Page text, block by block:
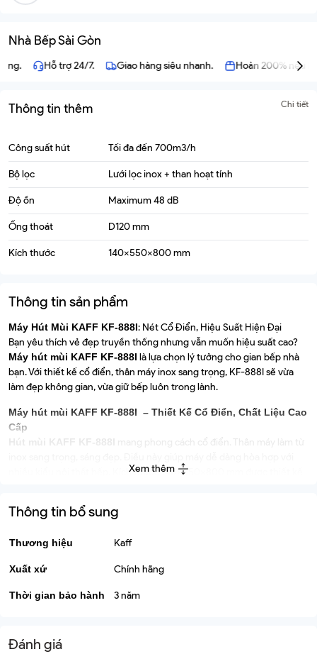
Nhà Bếp Sài Gòn
Hỗ trợ 24/7. Giao hàng siêu nhanh. Hoàn 200% nếu
Thông tin thêm Chi tiết
Công suất hút Tối đa đến 700m3/h
Bộ lọc Lưới lọc inox + than hoạt tính
Độ ồn Maximum 48 dB
Ống thoát D120 mm
Kích thước 140x550x800 mm
Thông tin sản phẩm
Máy Hút Mùi KAFF KF-888I: Nét Cổ Điển, Hiệu Suất Hiện Đại
Bạn yêu thích vẻ đẹp truyền thống nhưng vẫn muốn hiệu suất cao?
Máy hút mùi KAFF KF-888I là lựa chọn lý tưởng cho gian bếp nhà
bạn. Với thiết kế cổ điển, thân máy inox sang trọng, KF-888I sẽ vừa
làm đẹp không gian, vừa giữ bếp luôn trong lành.
Máy hút mùi KAFF KF-888I – Thiết Kế Cổ Điển, Chất Liệu Cao
Cấp
nhiều kiểu nội thất bếp. Kích thước 140x550x800 mm được thiết kế
Đèn LED 2x15W tích hợp. Đèn chiếu sáng rõ ràng khu vực nấu nướng.
Máy hút mùi KAFF KF-888I – Công Suất Mạnh Mẽ, Vận Hành
Êm Ái
nước sẽ được loại bỏ nhanh chóng. Không khí trong bếp nhà bạn luôn
trong lành.
Xem thêm
Thông tin bổ sung
Thương hiệu Kaff
Xuất xứ Chính hãng
Thời gian bảo hành 3 năm
Đánh giá